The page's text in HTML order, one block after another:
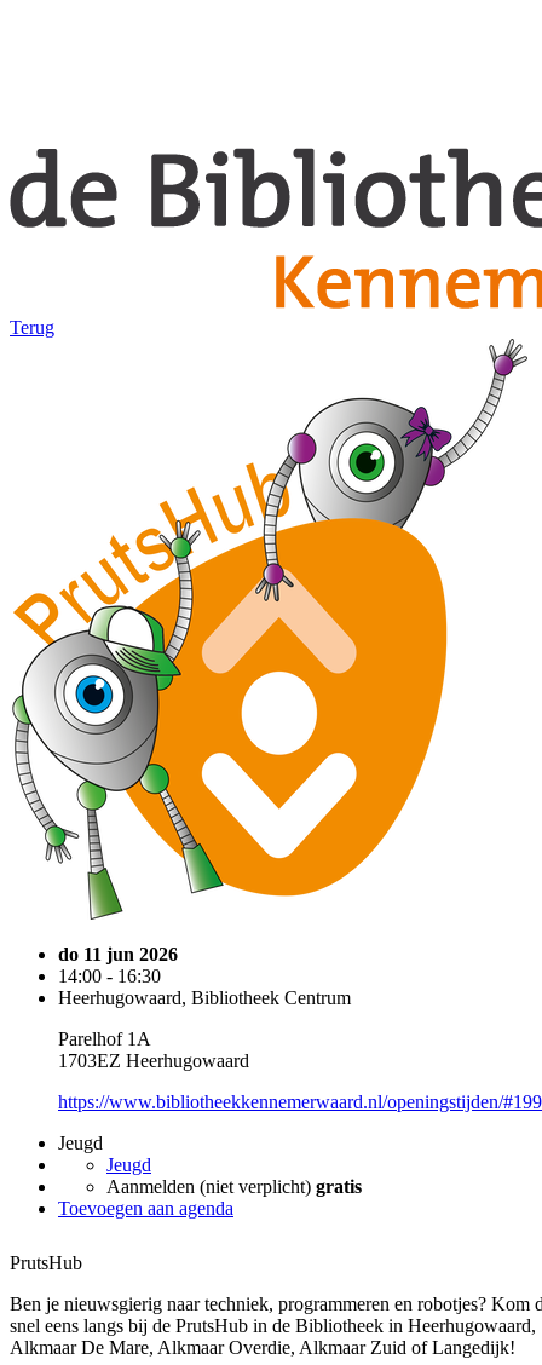
Terug
do 11 jun 2026
14:00 - 16:30
Heerhugowaard, Bibliotheek Centrum
Parelhof 1A
1703EZ Heerhugowaard
https://www.bibliotheekkennemerwaard.nl/openingstijden/
Jeugd
Jeugd
Aanmelden (niet verplicht) gratis
Toevoegen aan agenda
PrutsHub
Ben je nieuwsgierig naar techniek, programmeren en robotjes? Kom
snel eens langs bij de PrutsHub in de Bibliotheek in Heerhugowaard,
Alkmaar De Mare, Alkmaar Overdie, Alkmaar Zuid of Langedijk!